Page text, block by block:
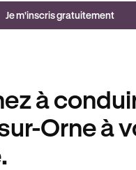
Je m'inscris gratuitement
à
Orne à